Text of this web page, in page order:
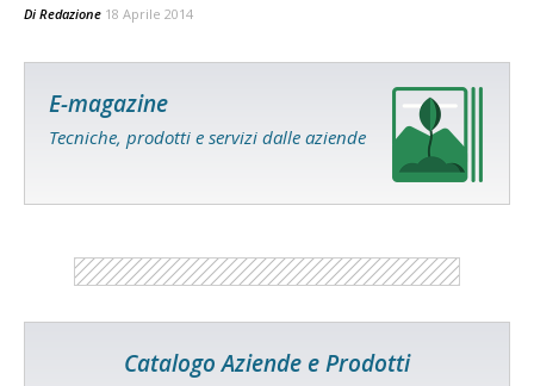
Di Redazione 18 Aprile 2014
E-magazine
Tecniche, prodotti e servizi dalle aziende
Catalogo Aziende e Prodotti